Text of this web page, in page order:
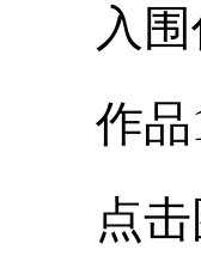
入围
作品
点击